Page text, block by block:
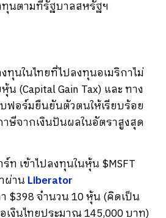
นตามที่รัฐบาลสหรัฐฯ
นในไทยที่ไปลงทุนอเมริกาไม่
(Capital Gain Tax) และ ทาง
ฟอร์มยืนยันตัวตนให้เรียบร้อย
าษีจากเงินปันผลในอัตราสูงสุด
เข้าไปลงทุนในหุ้น $MSFT
ผ่าน Liberator
$398 จำนวน 10 หุ้น (คิดเป็น
เงินไทยประมาณ 145,000 บาท)